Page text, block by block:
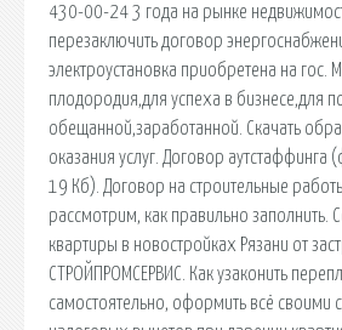
430-00-24 3 года на рынке
перезаключить договор
электроустановка приобретена на гос.
плодородия,для успеха в бизнесе,для
обещанной,заработанной. Скачать
оказания услуг. Договор
19 Кб). Договор на строительные
рассмотрим, как правильно заполнить.
квартиры в новостройках Рязани от
СТРОЙПРОМСЕРВИС. Как узаконить
самостоятельно, оформить всё своими